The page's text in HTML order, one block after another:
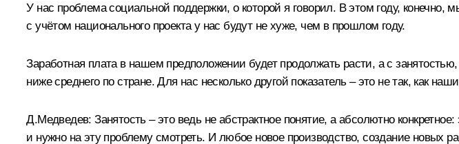
У нас проблема социальной поддержки, о которой я говорил. В этом году,
с учётом национального проекта у нас будут не хуже, чем в прошлом году.
Заработная плата в нашем предположении будет продолжать расти, а с
ниже среднего по стране. Для нас несколько другой показатель – это не так, как
Д.Медведев: Занятость – это ведь не абстрактное понятие, а абсолютно
и нужно на эту проблему смотреть. И любое новое производство, создание новых